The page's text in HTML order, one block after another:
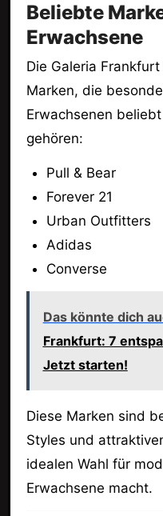
Beliebte
Erwachsene
Die Galeria
Marken, die
Erwachsenen
gehören:
Pull & Bear
Forever 21
Urban Outfitters
Adidas
Converse
Das könnte dich
Frankfurt: 7
Jetzt starten!
Diese Marken sind
Styles und
idealen Wahl für
Erwachsene macht.